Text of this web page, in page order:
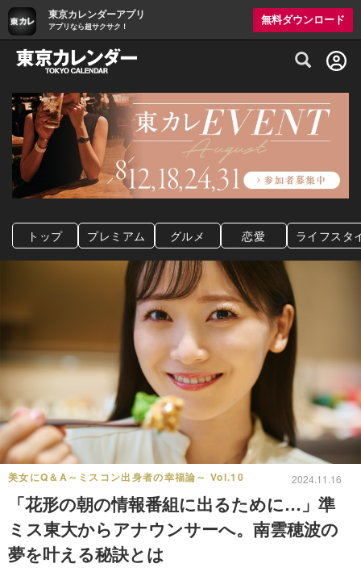
東京カレンダーアプリ
アプリなら超サクサク！
無料ダウンロード
グルメ情報・プレミアムレストラン予約
トップ プレミアム グルメ 恋愛 ライフスタ
美女にQ＆A～ミスコン出身者の幸福論～ Vol.10 2024.11.16
「花形の朝の情報番組に出るために…」準
ミス東大からアナウンサーへ。南雲穂波の
夢を叶える秘訣とは